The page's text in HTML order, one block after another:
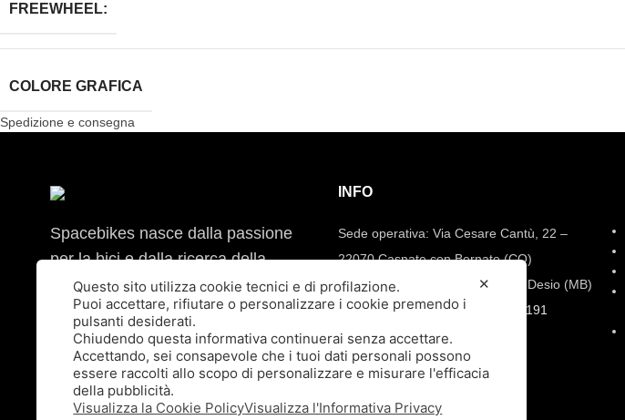
FREEWHEEL:
COLORE GRAFICA
Spedizione e consegna
Spacebikes nasce dalla passione
per la bici e dalla ricerca della
qualità assoluta. Ogni ruota è
costruita artigianalmente per
garantire prestazioni, precisione e
durata.
Ruote da corsa artigianali
Spacebikes.
INFO
Sede operativa: Via Cesare Cantù, 22 –
22070 Casnate con Bernate (CO)
Sede legale: Via Pio XI, 7 20832 Desio (MB)
Tel:392.91.23.871– 347.90.31.191
Mail:info@spacebikes.it
✕
Questo sito utilizza cookie tecnici e di profilazione.
Puoi accettare, rifiutare o personalizzare i cookie premendo i
pulsanti desiderati.
Chiudendo questa informativa continuerai senza accettare.
Accettando, sei consapevole che i tuoi dati personali possono
essere raccolti allo scopo di personalizzare e misurare l'efficacia
della pubblicità.
Visualizza la Cookie PolicyVisualizza l'Informativa Privacy